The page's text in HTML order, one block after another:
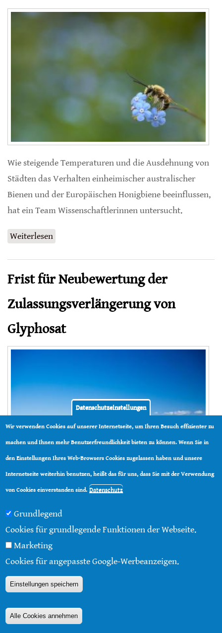
Wie steigende Temperaturen und die Ausdehnung von
Städten das Verhalten einheimischer australischer
Bienen und der Europäischen Honigbiene beeinflussen,
hat ein Team Wissenschaftlerinnen untersucht.
Weiterlesen
Frist für Neubewertung der
Zulassungsverlängerung von
Glyphosat
Trotz eines rechtskräftigen Urteils des EU-Gerichts zur
Rechtswidrigkeit der automatischen Glyphosat-
Verlängerung bleibt die EU-Kommission bis heute
untätig. Die Aurelia-Stiftung hatte das Urteil erstritten
und fordert nun die umgehende Neubewertung ein –
andernfalls droht eine Untätigkeitsklage.
Weiterlesenüber Frist für Neubewertung der
Datenschutzeinstellungen
Wir verwenden Cookies auf unserer Internetseite, um Ihren Besuch effizienter zu
machen und Ihnen mehr Benutzerfreundlichkeit bieten zu können. Wenn Sie in
den Einstellungen Ihres Web-Browsers Cookies zugelassen haben und unsere
Internetseite weiterhin benutzen, heißt das für uns, dass Sie mit der Verwendung
von Cookies einverstanden sind. Datenschutz
Grundlegend
Cookies für grundlegende Funktionen der Webseite.
Marketing
Cookies für angepasste Google-Werbeanzeigen.
Einstellungen speichern
Alle Cookies annehmen